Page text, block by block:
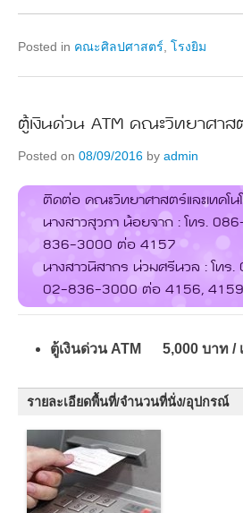
Posted in คณะศิลปศาสตร์, โรงยิม
ตู้เงินด่วน ATM คณะวิทยาศาสต
Posted on 08/09/2016 by admin
ติดต่อ คณะวิทยาศาสตร์และเทคโน
นางสาวสุวภา น้อยจาก : โทร.
836-3000 ต่อ 4157
นางสาวนิสากร น่วมศรีนวล : โท
02-836-3000 ต่อ 4156, 4159
ตู้เงินด่วน ATM 5,000 บาท /
รายละเอียดพื้นที่/จำนวนที่นั่ง/อุปกรณ์